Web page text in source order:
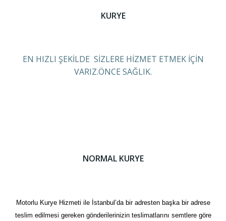
KURYE
EN HIZLI ŞEKİLDE SİZLERE HİZMET ETMEK İÇİN
VARIZ.ÖNCE SAĞLIK.
NORMAL KURYE
Motorlu Kurye Hizmeti ile İstanbul’da bir adresten başka bir adrese
teslim edilmesi gereken gönderilerinizin teslimatlarını semtlere göre